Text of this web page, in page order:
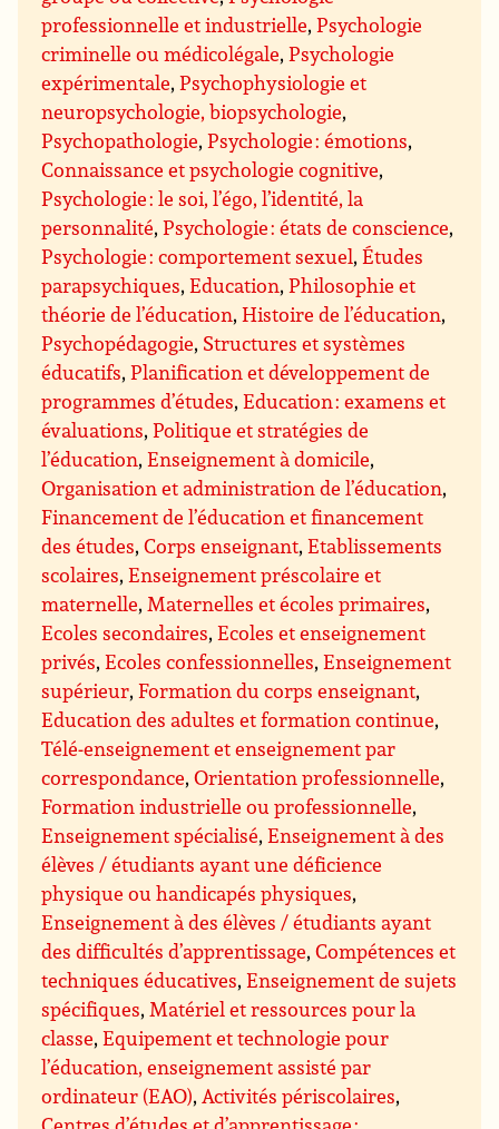
professionnelle et industrielle,Psychologie
criminelle ou médicolégale,Psychologie
expérimentale,Psychophysiologie et
neuropsychologie, biopsychologie,
Psychopathologie,Psychologie : émotions,
Connaissance et psychologie cognitive,
Psychologie : le soi, l’égo, l’identité, la
personnalité,Psychologie : états de conscience,
Psychologie : comportement sexuel,Études
parapsychiques,Education,Philosophie et
théorie de l’éducation,Histoire de l’éducation,
Psychopédagogie, Structures et systèmes
éducatifs,Planification et développement de
programmes d’études,Education : examens et
évaluations,Politique et stratégies de
l’éducation,Enseignement à domicile,
Organisation et administration de l’éducation,
Financement de l’éducation et financement
des études,Corps enseignant,Etablissements
scolaires,Enseignement préscolaire et
maternelle,Maternelles et écoles primaires,
Ecoles secondaires,Ecoles et enseignement
privés,Ecoles confessionnelles,Enseignement
supérieur,Formation du corps enseignant,
Education des adultes et formation continue,
Télé-enseignement et enseignement par
correspondance,Orientation professionnelle,
Formation industrielle ou professionnelle,
Enseignement spécialisé,Enseignement à des
élèves / étudiants ayant une déficience
physique ou handicapés physiques,
Enseignement à des élèves / étudiants ayant
des difficultés d’apprentissage,Compétences et
techniques éducatives,Enseignement de sujets
spécifiques,Matériel et ressources pour la
classe,Equipement et technologie pour
l’éducation, enseignement assisté par
ordinateur (EAO),Activités périscolaires,